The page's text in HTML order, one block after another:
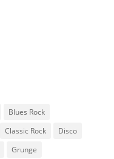
Blues Rock
Classic Rock
Disco
Grunge